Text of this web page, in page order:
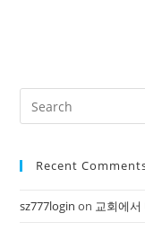
Recent
sz777login on 교회에